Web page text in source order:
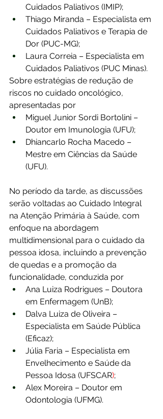
Cuidados Paliativos (IMIP);
Thiago Miranda – Especialista em
Cuidados Paliativos e Terapia de
Dor (PUC-MG);
Laura Correia – Especialista em
Cuidados Paliativos (PUC Minas).
Sobre estratégias de redução de
riscos no cuidado oncológico,
apresentadas por
Miguel Junior Sordi Bortolini –
Doutor em Imunologia (UFU);
Dhiancarlo Rocha Macedo –
Mestre em Ciências da Saúde
(UFU).
No período da tarde, as discussões
serão voltadas ao Cuidado Integral
na Atenção Primária à Saúde, com
enfoque na abordagem
multidimensional para o cuidado da
pessoa idosa, incluindo a prevenção
de quedas e a promoção da
funcionalidade, conduzida por
Ana Luiza Rodrigues – Doutora
em Enfermagem (UnB);
Dalva Luiza de Oliveira –
Especialista em Saúde Pública
(Eficaz);
Júlia Faria – Especialista em
Envelhecimento e Saúde da
Pessoa Idosa (UFSCAR);
Alex Moreira – Doutor em
Odontologia (UFMG).